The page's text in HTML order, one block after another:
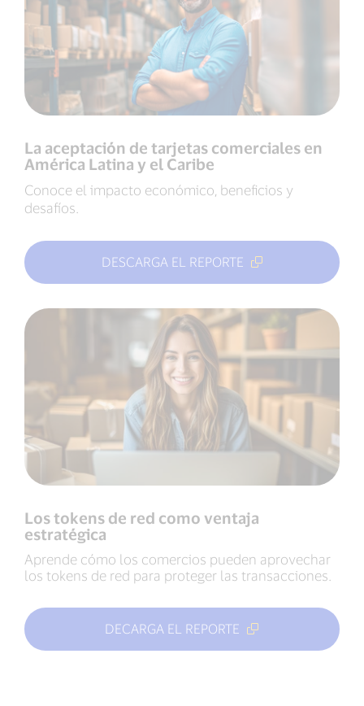
La aceptación de tarjetas comerciales en
América Latina y el Caribe
Conoce el impacto económico, beneficios y
desafíos.
DESCARGA EL REPORTE
Los tokens de red como ventaja
estratégica
Aprende cómo los comercios pueden aprovechar
los tokens de red para proteger las transacciones.
DECARGA EL REPORTE